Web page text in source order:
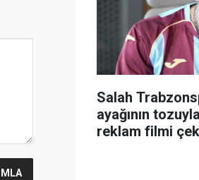
Salah
ayağının
reklam filmi